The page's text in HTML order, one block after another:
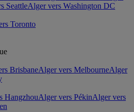
SeattleAlger vers Washington DC
Toronto
BrisbaneAlger vers MelbourneAlger
HangzhouAlger vers PékinAlger vers